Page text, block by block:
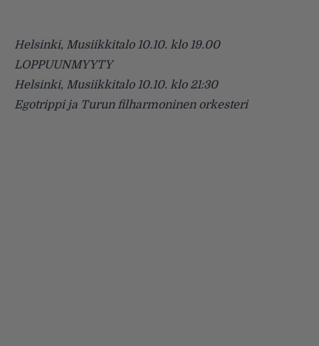
Helsinki, Musiikkitalo 10.10. klo 19.00
LOPPUUNMYYTY
Helsinki, Musiikkitalo 10.10. klo 21:30
Egotrippi ja Turun filharmoninen orkesteri